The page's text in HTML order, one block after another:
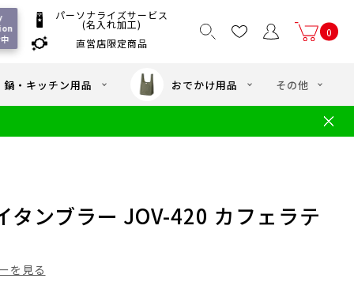
以上送料無料
フト
ギフトのご案内
パーソナライズサービス
(名入れ加工)
直営店限定商品
0
・キッチン用品 おでかけ用品 その他
タンブラー JOV-420 カフェラテ
を見る